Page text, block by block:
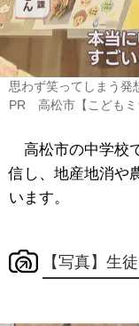
思わず笑ってしまう
PR 高松市【こどもミ
高松市の中学校
信し、地産地消や
います。
【写真】生